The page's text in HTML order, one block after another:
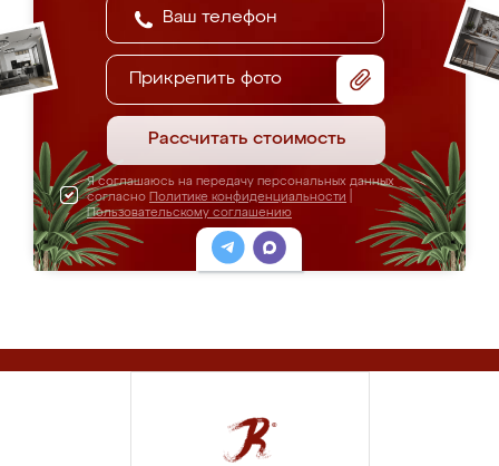
Прикрепить фото
Рассчитать стоимость
Я соглашаюсь на передачу персональных данных
согласно Политике конфиденциальности
Пользовательскому соглашению